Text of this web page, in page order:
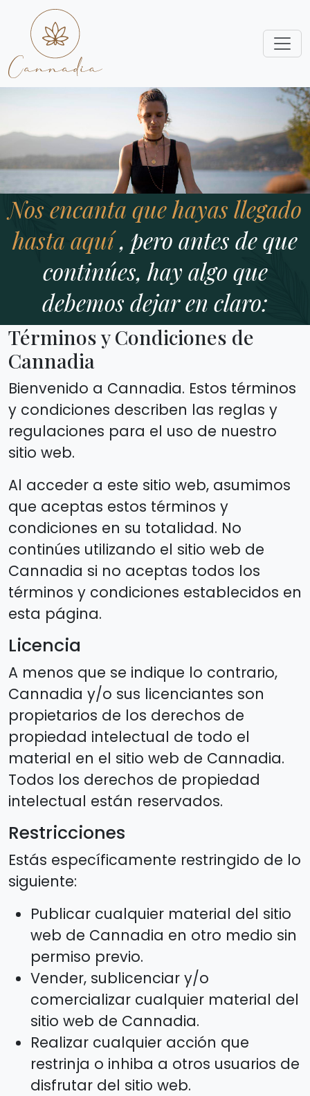
Nos encanta que hayas llegado
hasta aquí, pero antes de que
continúes, hay algo que
debemos dejar en claro:
Términos y Condiciones de
Cannadia
Bienvenido a Cannadia. Estos términos
y condiciones describen las reglas y
regulaciones para el uso de nuestro
sitio web.
Al acceder a este sitio web, asumimos
que aceptas estos términos y
condiciones en su totalidad. No
continúes utilizando el sitio web de
Cannadia si no aceptas todos los
términos y condiciones establecidos en
esta página.
Licencia
A menos que se indique lo contrario,
Cannadia y/o sus licenciantes son
propietarios de los derechos de
propiedad intelectual de todo el
material en el sitio web de Cannadia.
Todos los derechos de propiedad
intelectual están reservados.
Restricciones
Estás específicamente restringido de lo
siguiente:
Publicar cualquier material del sitio
web de Cannadia en otro medio sin
permiso previo.
Vender, sublicenciar y/o
comercializar cualquier material del
sitio web de Cannadia.
Realizar cualquier acción que
restrinja o inhiba a otros usuarios de
disfrutar del sitio web.